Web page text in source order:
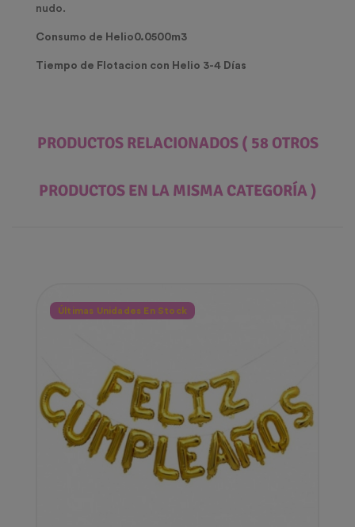
nudo.
Consumo de Helio0.0500m3
Tiempo de Flotacion con Helio 3-4 Días
PRODUCTOS RELACIONADOS ( 58 OTROS
PRODUCTOS EN LA MISMA CATEGORÍA )
Últimas Unidades En Stock